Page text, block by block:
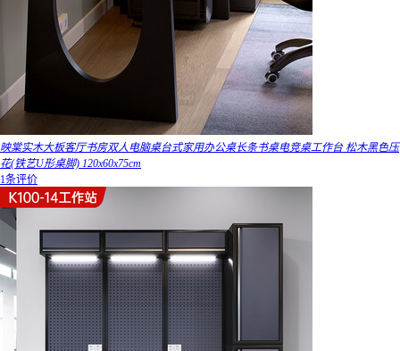
映棠实木大板客厅书房双人电脑桌台式家用办公桌长条书桌电竞桌工作台 松木黑色压
花(铁艺U形桌脚) 120x60x75cm
1条评价